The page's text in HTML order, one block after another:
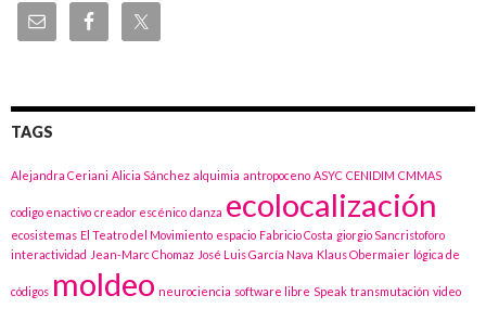
TAGS
Alejandra Ceriani Alicia Sánchez alquimia antropoceno ASYC CENIDIM CMMAS
codigo enactivo creador escénico danza ecolocalización
ecosistemas El Teatro del Movimiento espacio Fabricio Costa giorgio Sancristoforo
interactividad Jean-Marc Chomaz José Luis García Nava Klaus Obermaier lógica de
códigos moldeo neurociencia software libre Speak transmutación video